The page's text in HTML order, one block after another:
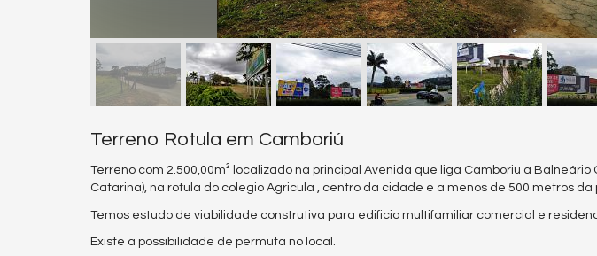
Terreno Rotula em Camboriú
Terreno com 2.500,00m² localizado na principal Avenida que liga Camboriu a Balneário
Catarina), na rotula do colegio Agricula , centro da cidade e a menos de 500 metros
Temos estudo de viabilidade construtiva para edificio multifamiliar comercial e
Existe a possibilidade de permuta no local.